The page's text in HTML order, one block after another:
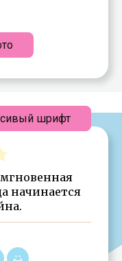
начинается
шрифт